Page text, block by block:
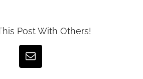
Post With Others!
Email